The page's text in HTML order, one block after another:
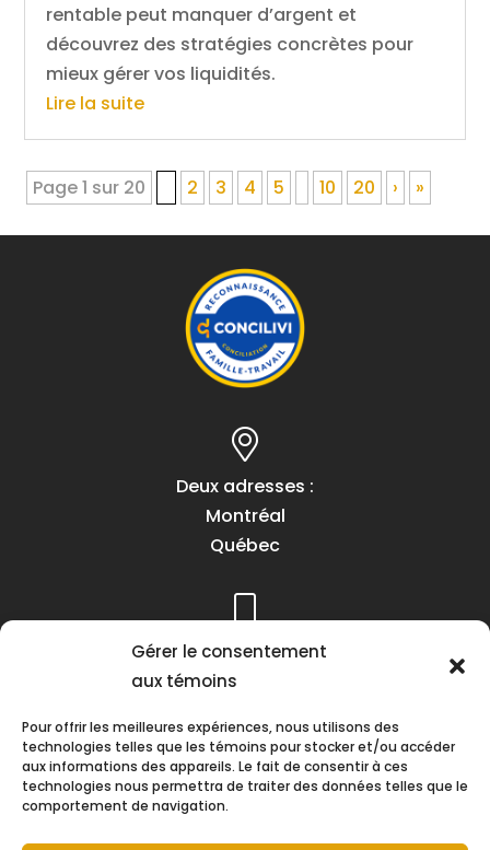
Gérer le consentement
aux témoins
Pour offrir les meilleures expériences, nous utilisons des
technologies telles que les témoins pour stocker et/ou accéder
aux informations des appareils. Le fait de consentir à ces
technologies nous permettra de traiter des données telles que le
comportement de navigation.
rentable peut manquer d’argent et
découvrez des stratégies concrètes pour
mieux gérer vos liquidités.
Lire la suite
Page 1 sur 20 2 3 4 5 10 20 › »
Deux adresses :
Montréal
Québec
Téléphone :
(418) 622-1001
Heures d’ouverture :